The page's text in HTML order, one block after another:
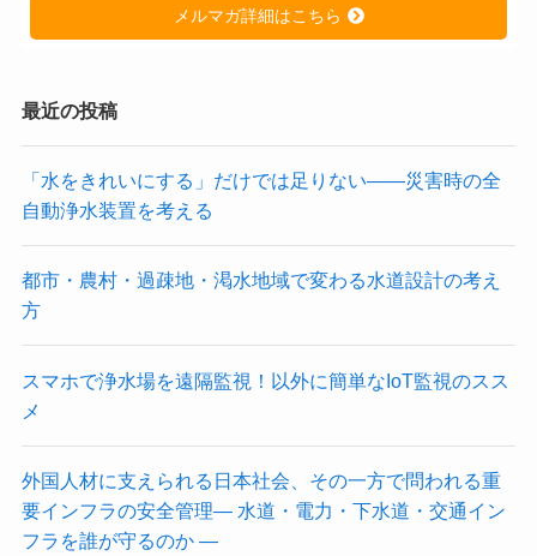
メルマガ詳細はこちら
最近の投稿
「水をきれいにする」だけでは足りない——災害時の全
自動浄水装置を考える
都市・農村・過疎地・渇水地域で変わる水道設計の考え
方
スマホで浄水場を遠隔監視！以外に簡単なIoT監視のスス
メ
外国人材に支えられる日本社会、その一方で問われる重
要インフラの安全管理― 水道・電力・下水道・交通イン
フラを誰が守るのか ―